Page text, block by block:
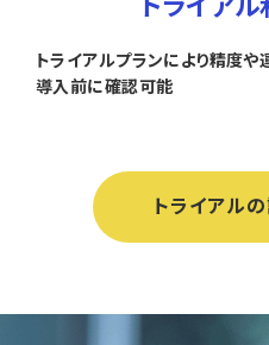
トライア
トライアルプランにより精度や
導入前に確認可能
トライアル